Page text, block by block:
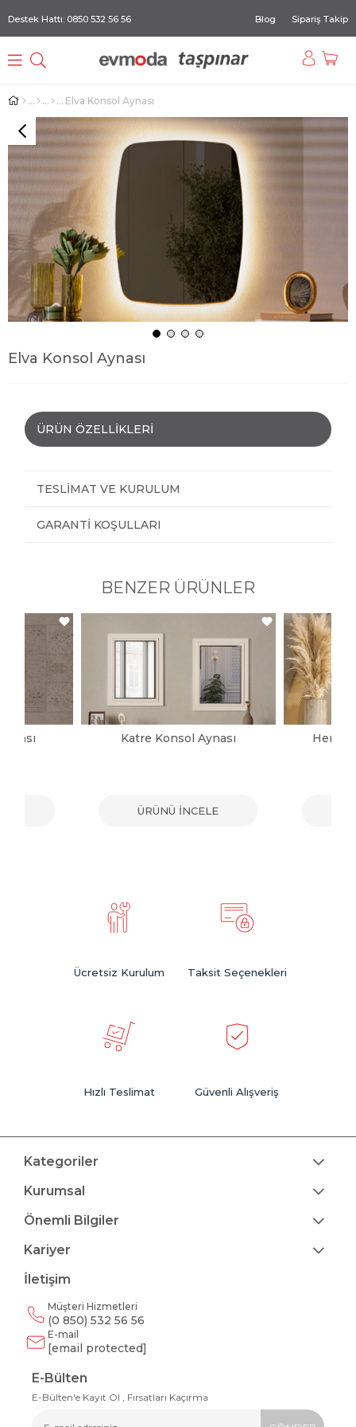
Destek Hattı: 0850 532 56 56 Blog Sipariş Takip
Elva Konsol Aynası
Elva Konsol Aynası
ÜRÜN ÖZELLIKLERI
TESLIMAT VE KURULUM
GARANTI KOŞULLARI
BENZER ÜRÜNLER
Katre Konsol Aynası
ÜRÜNÜ İNCELE
Ücretsiz Kurulum Taksit Seçenekleri
Hızlı Teslimat Güvenli Alışveriş
Kategoriler
Kurumsal
Önemli Bilgiler
Kariyer
İletişim
Müşteri Hizmetleri
(0 850) 532 56 56
E-mail
[email protected]
E-Bülten
E-Bülten'e Kayıt Ol , Fırsatları Kaçırma